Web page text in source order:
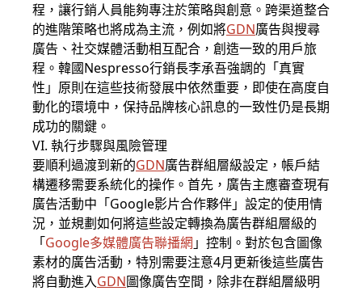
程，讓行銷人員能夠專注於策略與創意。跨渠道整合
的進階策略也將成為主流，例如將GDN廣告與搜尋
廣告、社交媒體活動相互配合，創造一致的用戶旅
程。韓國Nespresso行銷長李承吾強調的「真實
性」原則在這些技術發展中依然重要，即使在高度自
動化的環境中，保持品牌核心訊息的一致性仍是長期
成功的關鍵。
VI. 執行步驟與風險管理
要順利過渡到新的GDN廣告群組層級設定，帳戶結
構遷移需要系統化的操作。首先，廣告主應審查現有
廣告活動中「Google影片合作夥伴」設定的使用情
況，並規劃如何將這些設定轉換為廣告群組層級的
「Google多媒體廣告聯播網 」控制。對於包含圖像
素材的廣告活動，特別需要注意4月更新後這些廣告
將自動進入GDN圖像廣告空間，除非在群組層級明